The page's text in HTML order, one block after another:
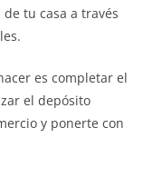
tu casa a través
es completar el
el depósito
y ponerte con